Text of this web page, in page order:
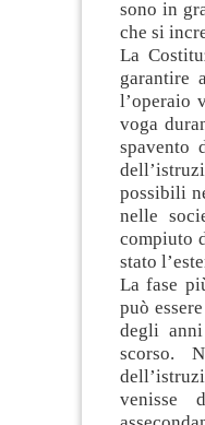
sono in
che si
La
garantire
l’operaio
voga
spavento
possibili
nelle
compiuto
stato
La fase
può
degli
scorso.
venisse